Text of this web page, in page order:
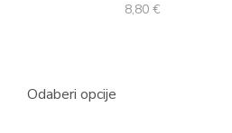
8,80 €
Odaberi opcije